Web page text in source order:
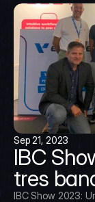
Sep 21, 2023
IBC
tres
IBC Show 2023: